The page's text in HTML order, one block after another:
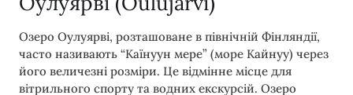
Озеро Оулуярві, розташоване в північній Фінляндії,
часто називають “Каїнуун мере” (море Кайнуу) через
його величезні розміри. Це відмінне місце для
вітрильного спорту та водних екскурсій. Озеро